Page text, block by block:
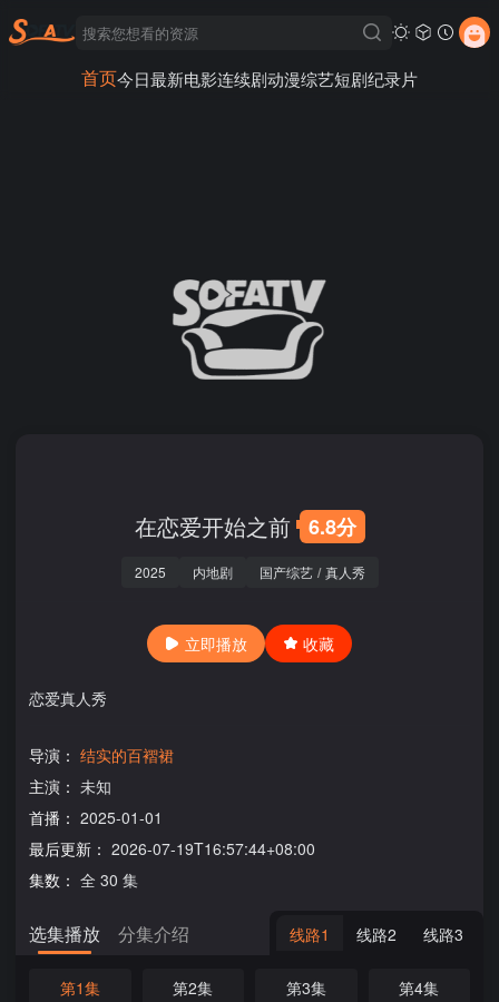
首页今日最新电影连续剧动漫综艺短剧纪录片
在恋爱开始之前 6.8分
2025 内地剧 国产综艺 / 真人秀
立即播放 收藏
恋爱真人秀
导演： 结实的百褶裙
主演： 未知
首播： 2025-01-01
最后更新： 2026-07-19T16:57:44+08:00
集数： 全 30 集
选集播放 分集介绍 线路1 线路2 线路3
第1集 第2集 第3集 第4集